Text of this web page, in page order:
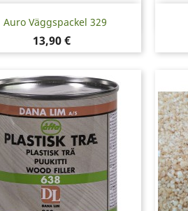
Auro Väggspackel 329
Pris
13,90 €
Snabbvy